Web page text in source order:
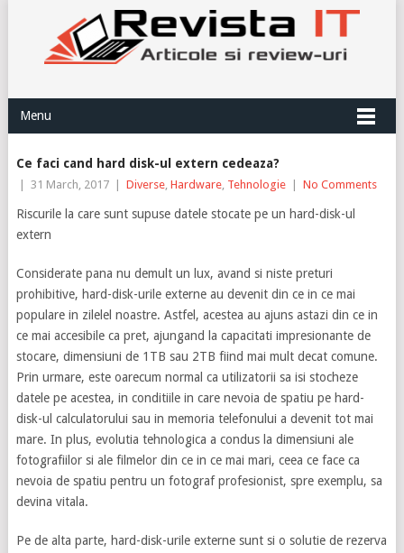
Menu
Ce faci cand hard disk-ul extern cedeaza?
31 March, 2017 Diverse, Hardware, Tehnologie No Comments
Riscurile la care sunt supuse datele stocate pe un hard-disk-ul
extern
Considerate pana nu demult un lux, avand si niste preturi
prohibitive, hard-disk-urile externe au devenit din ce in ce mai
populare in zilelel noastre. Astfel, acestea au ajuns astazi din ce in
ce mai accesibile ca pret, ajungand la capacitati impresionante de
stocare, dimensiuni de 1TB sau 2TB fiind mai mult decat comune.
Prin urmare, este oarecum normal ca utilizatorii sa isi stocheze
datele pe acestea, in conditiile in care nevoia de spatiu pe hard-
disk-ul calculatorului sau in memoria telefonului a devenit tot mai
mare. In plus, evolutia tehnologica a condus la dimensiuni ale
fotografiilor si ale filmelor din ce in ce mai mari, ceea ce face ca
nevoia de spatiu pentru un fotograf profesionist, spre exemplu, sa
devina vitala.
Pe de alta parte, hard-disk-urile externe sunt si o solutie de rezerva